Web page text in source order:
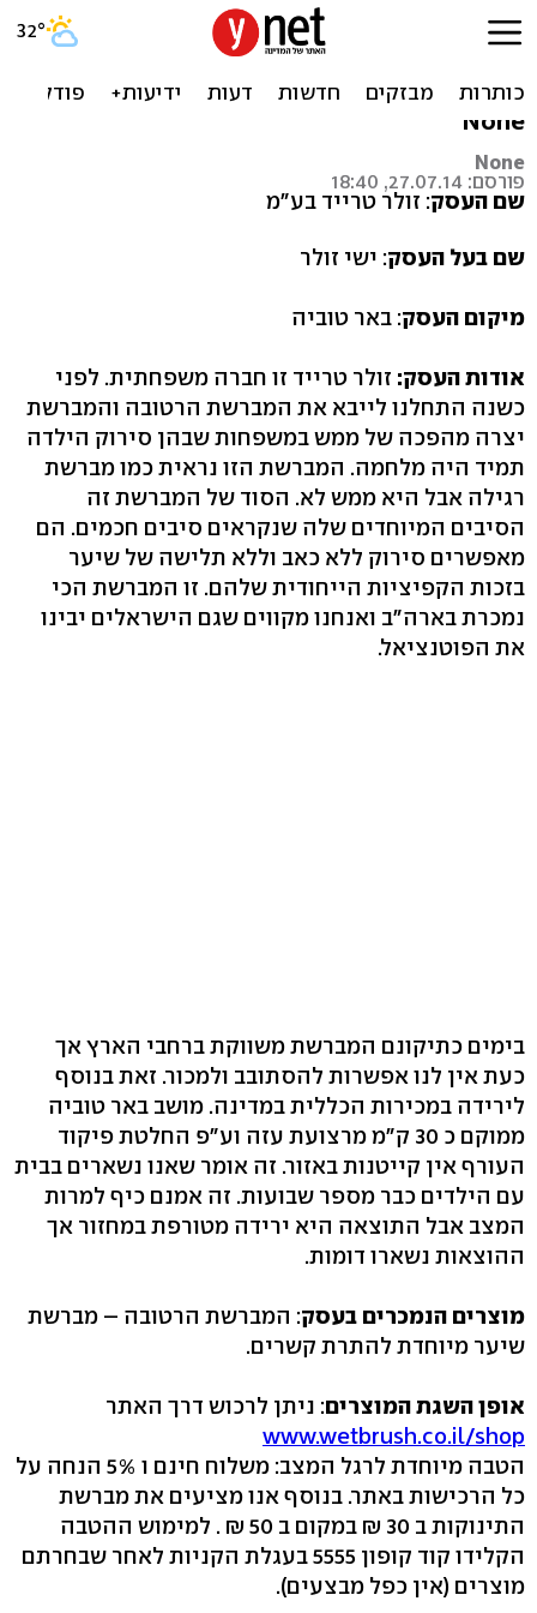
זולר טרייד בע"מ - מוצרי
None
None
פורסם: 27.07.14, 18:40
שם העסק: זולר טרייד בע"מ
שם בעל העסק: ישי זולר
מיקום העסק: באר טוביה
אודות העסק: זולר טרייד זו חברה משפחתית. לפני
כשנה התחלנו לייבא את המברשת הרטובה והמברשת
יצרה מהפכה של ממש במשפחות שבהן סירוק הילדה
תמיד היה מלחמה. המברשת הזו נראית כמו מברשת
רגילה אבל היא ממש לא. הסוד של המברשת זה
הסיבים המיוחדים שלה שנקראים סיבים חכמים. הם
מאפשרים סירוק ללא כאב וללא תלישה של שיער
בזכות הקפיציות הייחודית שלהם. זו המברשת הכי
נמכרת בארה"ב ואנחנו מקווים שגם הישראלים יבינו
את הפוטנציאל.
בימים כתיקונם המברשת משווקת ברחבי הארץ אך
כעת אין לנו אפשרות להסתובב ולמכור. זאת בנוסף
לירידה במכירות הכללית במדינה. מושב באר טוביה
ממוקם כ 30 ק"מ מרצועת עזה וע"פ החלטת פיקוד
העורף אין קייטנות באזור. זה אומר שאנו נשארים בבית
עם הילדים כבר מספר שבועות. זה אמנם כיף למרות
המצב אבל התוצאה היא ירידה מטורפת במחזור אך
ההוצאות נשארו דומות.
מוצרים הנמכרים בעסק: המברשת הרטובה – מברשת
שיער מיוחדת להתרת קשרים.
אופן השגת המוצרים: ניתן לרכוש דרך האתר
www.wetbrush.co.il/shop
הטבה מיוחדת לרגל המצב: משלוח חינם ו 5% הנחה על
כל הרכישות באתר. בנוסף אנו מציעים את מברשת
התינוקות ב 30 ₪ במקום ב 50 ₪ . למימוש ההטבה
הקלידו קוד קופון 5555 בעגלת הקניות לאחר שבחרתם
מוצרים (אין כפל מבצעים).